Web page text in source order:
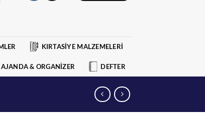
KIRTASİYE MALZEMELERİ
AJANDA & ORGANİZER DEFTER